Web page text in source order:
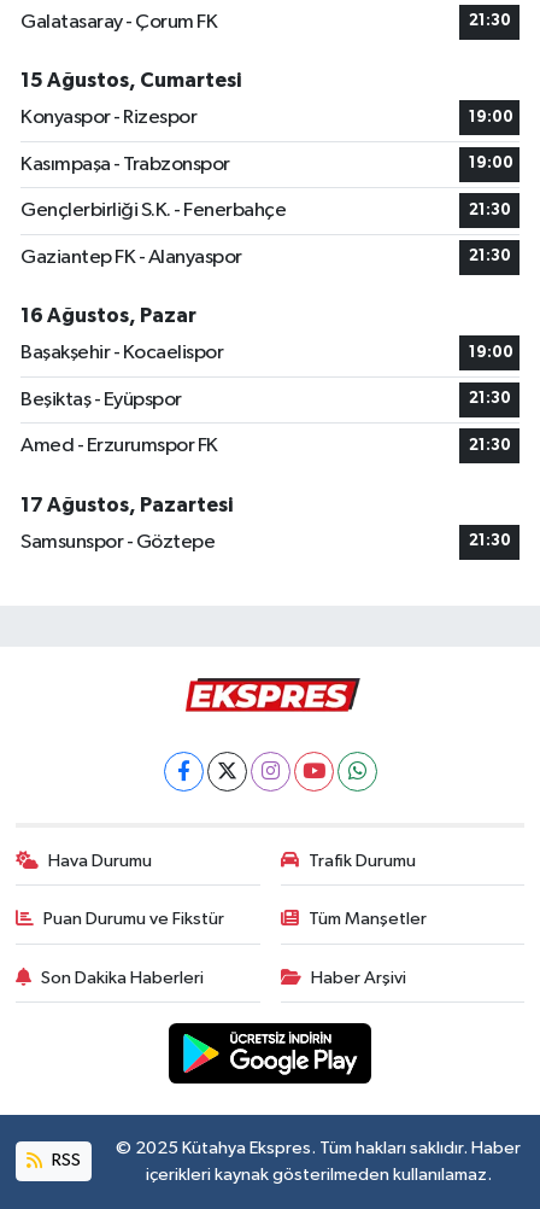
Galatasaray - Çorum FK
21:30
15 Ağustos, Cumartesi
Konyaspor - Rizespor
19:00
Kasımpaşa - Trabzonspor 19:00
Gençlerbirliği S.K. - Fenerbahçe 21:30
Gaziantep FK - Alanyaspor 21:30
16 Ağustos, Pazar
Başakşehir - Kocaelispor
19:00
Beşiktaş - Eyüpspor 21:30
Amed - Erzurumspor FK 21:30
17 Ağustos, Pazartesi
Samsunspor - Göztepe
21:30
Hava Durumu Trafik Durumu
Puan Durumu ve Fikstür Tüm Manşetler
Son Dakika Haberleri Haber Arşivi
RSS
© 2025 Kütahya Ekspres. Tüm hakları saklıdır. Haber
içerikleri kaynak gösterilmeden kullanılamaz.